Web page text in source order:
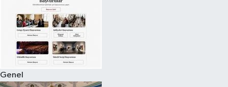
Genel
Süper Lig Puan Durumu ve Fikstür
Tüm Manşetler
Son Dakika Haberleri
Haber Arşivi